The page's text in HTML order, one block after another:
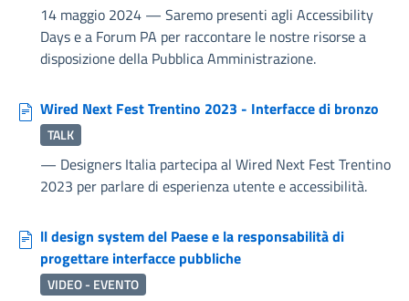
14 maggio 2024 — Saremo presenti agli Accessibility
Days e a Forum PA per raccontare le nostre risorse a
disposizione della Pubblica Amministrazione.
Wired Next Fest Trentino 2023 - Interfacce di bronzo
TALK
— Designers Italia partecipa al Wired Next Fest Trentino
2023 per parlare di esperienza utente e accessibilità.
ll design system del Paese e la responsabilità di
progettare interfacce pubbliche
VIDEO - EVENTO